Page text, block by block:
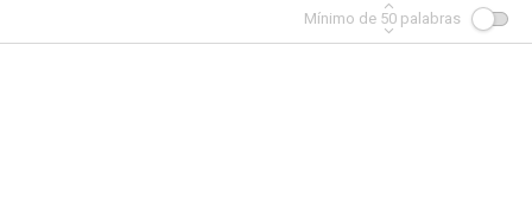
Mínimo de 50 palabras